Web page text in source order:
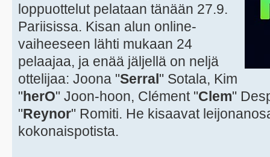
loppuottelut pelataan tänään 27.9.
Pariisissa. Kisan alun online-
vaiheeseen lähti mukaan 24
pelaajaa, ja enää jäljellä on neljä
ottelijaa: Joona "Serral" Sotala, Kim
"herO" Joon-hoon, Clément "Clem"
"Reynor" Romiti. He kisaavat
kokonaispotista.